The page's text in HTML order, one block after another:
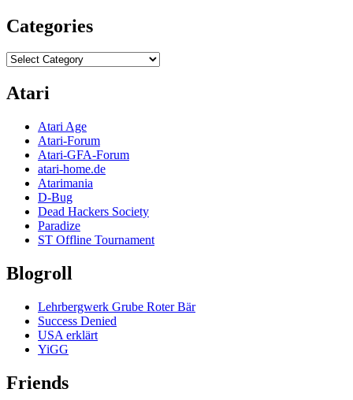
Categories
Categories
Atari
Atari Age
Atari-Forum
Atari-GFA-Forum
atari-home.de
Atarimania
D-Bug
Dead Hackers Society
Paradize
ST Offline Tournament
Blogroll
Lehrbergwerk Grube Roter Bär
Success Denied
USA erklärt
YiGG
Friends